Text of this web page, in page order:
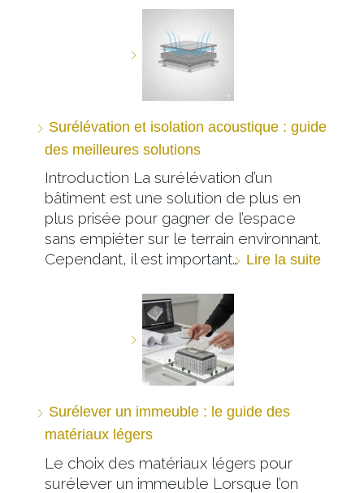
Surélévation et isolation acoustique : guide
des meilleures solutions
Introduction La surélévation d’un
bâtiment est une solution de plus en
plus prisée pour gagner de l’espace
sans empiéter sur le terrain environnant.
Cependant, il est important… Lire la suite
Surélever un immeuble : le guide des
matériaux légers
Le choix des matériaux légers pour
surélever un immeuble Lorsque l’on